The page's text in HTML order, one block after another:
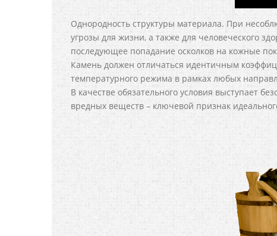
Однородность структуры материала. При
угрозы для жизни, а также для человеческого
последующее попадание осколков на кожные
Камень должен отличаться идентичным
температурного режима в рамках любых
В качестве обязательного условия выступает
вредных веществ – ключевой признак